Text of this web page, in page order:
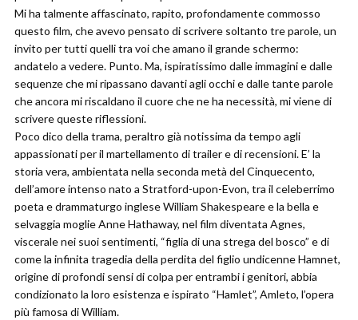
Mi ha talmente affascinato, rapito, profondamente commosso
questo film, che avevo pensato di scrivere soltanto tre parole, un
invito per tutti quelli tra voi che amano il grande schermo:
andatelo a vedere. Punto. Ma, ispiratissimo dalle immagini e dalle
sequenze che mi ripassano davanti agli occhi e dalle tante parole
che ancora mi riscaldano il cuore che ne ha necessità, mi viene di
scrivere queste riflessioni.
Poco dico della trama, peraltro già notissima da tempo agli
appassionati per il martellamento di trailer e di recensioni. E’ la
storia vera, ambientata nella seconda metà del Cinquecento,
dell’amore intenso nato a Stratford-upon-Evon, tra il celeberrimo
poeta e drammaturgo inglese William Shakespeare e la bella e
selvaggia moglie Anne Hathaway, nel film diventata Agnes,
viscerale nei suoi sentimenti, “figlia di una strega del bosco” e di
come la infinita tragedia della perdita del figlio undicenne Hamnet,
origine di profondi sensi di colpa per entrambi i genitori, abbia
condizionato la loro esistenza e ispirato “Hamlet”, Amleto, l’opera
più famosa di William.